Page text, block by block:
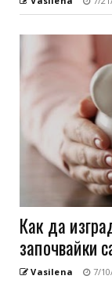
Как да
започвайки
Vasilena 7/